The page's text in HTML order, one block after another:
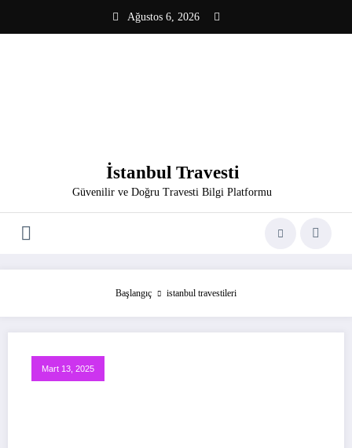
Ağustos 6, 2026
İstanbul Travesti
Güvenilir ve Doğru Travesti Bilgi Platformu
Başlangıç istanbul travestileri
Mart 13, 2025